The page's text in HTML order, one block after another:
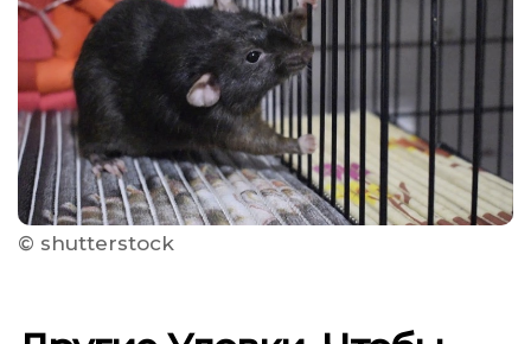
© shutterstock